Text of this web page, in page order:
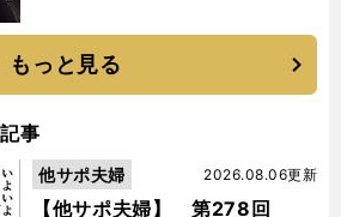
もっと見る
事
【他サポ夫婦】 第278回
2026.08.06更新
他サポ夫婦